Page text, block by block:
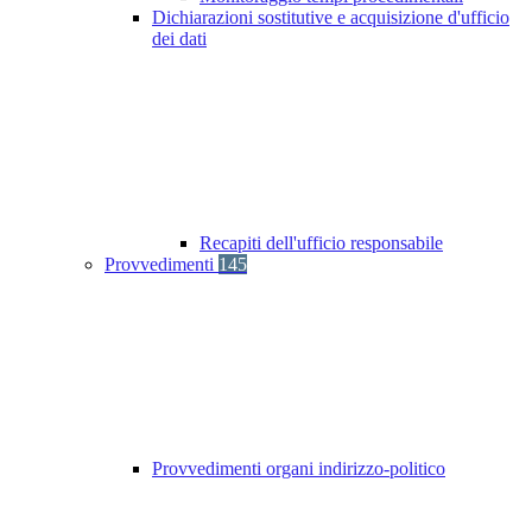
Dichiarazioni sostitutive e acquisizione d'ufficio
dei dati
Recapiti dell'ufficio responsabile
Provvedimenti 145
Provvedimenti organi indirizzo-politico